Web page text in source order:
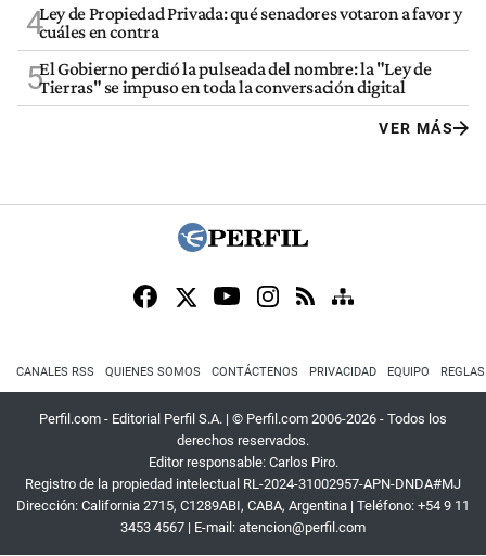
4Ley de Propiedad Privada: qué senadores votaron a favor y
cuáles en contra
5El Gobierno perdió la pulseada del nombre: la "Ley de
Tierras" se impuso en toda la conversación digital
VER MÁS
CANALES RSS QUIENES SOMOS CONTÁCTENOS PRIVACIDAD EQUIPO
Perfil.com - Editorial Perfil S.A. | © Perfil.com 2006-2026 - Todos los
derechos reservados.
Editor responsable: Carlos Piro.
Registro de la propiedad intelectual RL-2024-31002957-APN-DNDA#MJ
Dirección: California 2715, C1289ABI, CABA, Argentina | Teléfono: +54 9 11
3453 4567 | E-mail: atencion@perfil.com